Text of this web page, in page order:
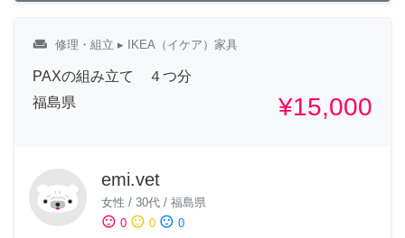
weekend 修理・組立 ▸ IKEA（イケア）家具
PAXの組み立て ４つ分
福島県
¥15,000
emi.vet
女性 / 30代 / 福島県
sentiment_satisfied 0 sentiment_neutral 0 sentiment_dissatisfied 0